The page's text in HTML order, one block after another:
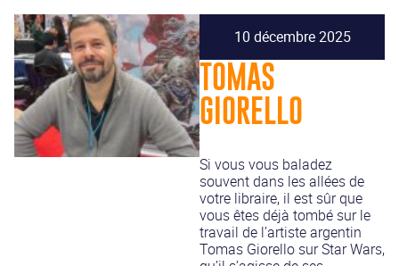
10 décembre 2025
TOMAS
GIORELLO
Si vous vous baladez
souvent dans les allées de
votre libraire, il est sûr que
vous êtes déjà tombé sur le
travail de l’artiste argentin
Tomas Giorello sur Star Wars,